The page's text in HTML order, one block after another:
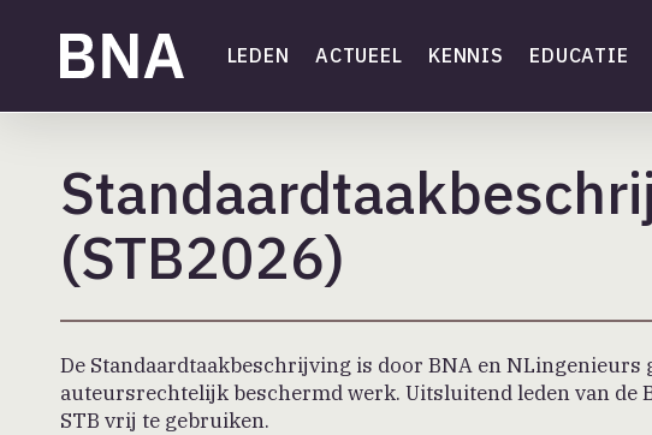
LEDEN ACTUEEL KENNIS EDUCATIE
(STB2026)
De Standaardtaakbeschrijving is door BNA en NLingenieurs
auteursrechtelijk beschermd werk. Uitsluitend leden van de
STB vrij te gebruiken.